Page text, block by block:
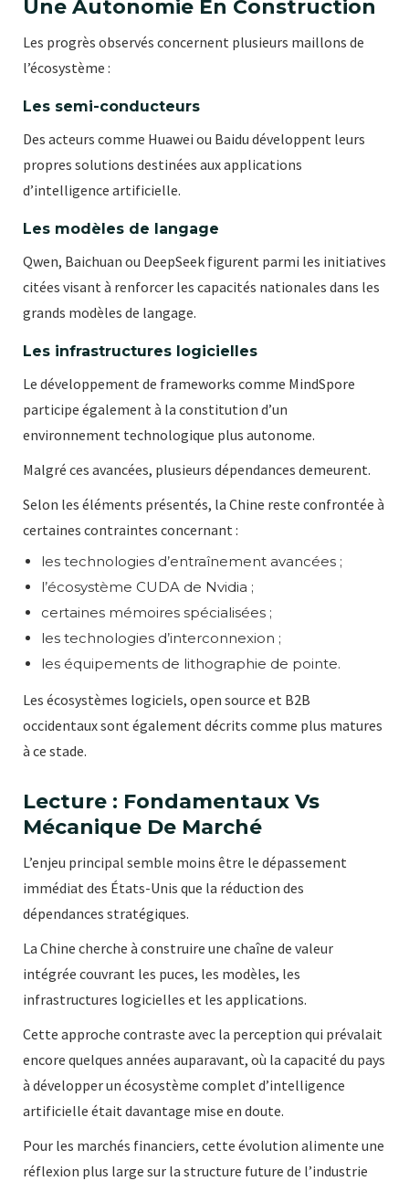
Une Autonomie En Construction
Les progrès observés concernent plusieurs maillons de
l’écosystème :
Les semi-conducteurs
Des acteurs comme Huawei ou Baidu développent leurs
propres solutions destinées aux applications
d’intelligence artificielle.
Les modèles de langage
Qwen, Baichuan ou DeepSeek figurent parmi les initiatives
citées visant à renforcer les capacités nationales dans les
grands modèles de langage.
Les infrastructures logicielles
Le développement de frameworks comme MindSpore
participe également à la constitution d’un
environnement technologique plus autonome.
Malgré ces avancées, plusieurs dépendances demeurent.
Selon les éléments présentés, la Chine reste confrontée à
certaines contraintes concernant :
les technologies d’entraînement avancées ;
l’écosystème CUDA de Nvidia ;
certaines mémoires spécialisées ;
les technologies d’interconnexion ;
les équipements de lithographie de pointe.
Les écosystèmes logiciels, open source et B2B
occidentaux sont également décrits comme plus matures
à ce stade.
Lecture : Fondamentaux Vs
Mécanique De Marché
L’enjeu principal semble moins être le dépassement
immédiat des États-Unis que la réduction des
dépendances stratégiques.
La Chine cherche à construire une chaîne de valeur
intégrée couvrant les puces, les modèles, les
infrastructures logicielles et les applications.
Cette approche contraste avec la perception qui prévalait
encore quelques années auparavant, où la capacité du pays
à développer un écosystème complet d’intelligence
artificielle était davantage mise en doute.
Pour les marchés financiers, cette évolution alimente une
réflexion plus large sur la structure future de l’industrie